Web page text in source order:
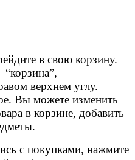
в свою корзину.
верхнем углу.
Вы можете изменить
в корзине, добавить
с покупками, нажмите